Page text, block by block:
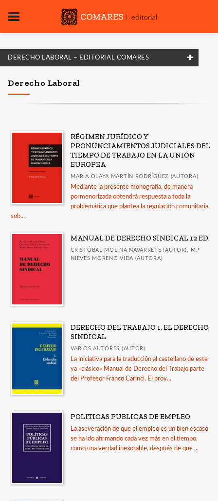
DERECHO LABORAL – EDITORIAL COMARES
FILTRADO POR:
MATERIAS
Ciencias de la Vida
Sociedad de la Información
Administrativo
Civil
General
Ver todas... (18)
NUESTRAS COLECCIONES
Comentario a la Legislación Social
Crítica del Derecho * Arte del Derecho
Crítica del Derecho* Derecho Vivo
Derecho Administrativo
Derecho del Transporte
Derecho Laboral
RÉGIMEN JURÍDICO Y
PRONUNCIAMIENTOS JUDICIALES DEL
TIEMPO DE TRABAJO EN LA UNIÓN
EUROPEA
MARÍA OLAYA MARTÍN RODRÍGUEZ (AUTORA)
Mediante la presente monografía, de manera
pormenorizada obtendrá respuesta a toda la
problemática que plantea la regulación comunitaria
sob...
MANUAL DE DERECHO SINDICAL 12 ED.
CRISTÓBAL MOLINA NAVARRETE (AUTOR), M.ª
NIEVES MORENO VIDA (AUTORA)
DERECHO DEL TRABAJO 1. EL DERECHO
SINDICAL
VARIOS AUTORES (AUTOR)
La iniciativa para la traducción al castellano de este
ya «clásico» Manual de Derecho del Trabajo parte
del Profesor Franco Carinci. El proy...
POLITICAS PUBLICAS DE EMPLEO
La aseveración de que el empleo es un bien escaso
se ha ido afirmando cada vez más en el tiempo,
como una verdad inexorable, después de que ...